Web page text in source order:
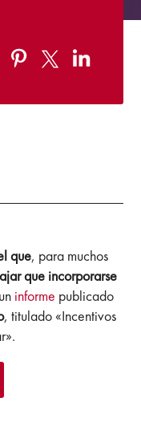
que, para muchos
que incorporarse
informe publicado
, titulado «Incentivos